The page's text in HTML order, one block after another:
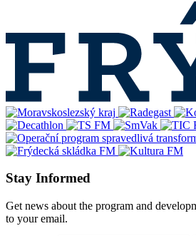
Stay Informed
Get news about the program and
to your email.